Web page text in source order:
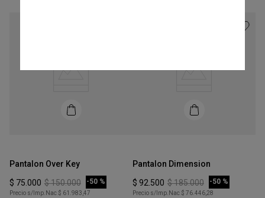
Pantalon Over Key
$ 75 000 $150.000 -50 %
Precio s/Imp.Nac $ 61.983,47
Pantalon Dimension
$ 92 500 $185.000 -50 %
Precio s/Imp.Nac $ 76.446,28